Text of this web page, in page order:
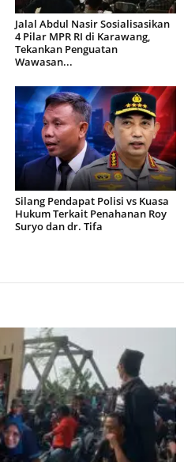
Jalal Abdul Nasir Sosialisasikan
4 Pilar MPR RI di Karawang,
Tekankan Penguatan
Wawasan...
Silang Pendapat Polisi vs Kuasa
Hukum Terkait Penahanan Roy
Suryo dan dr. Tifa